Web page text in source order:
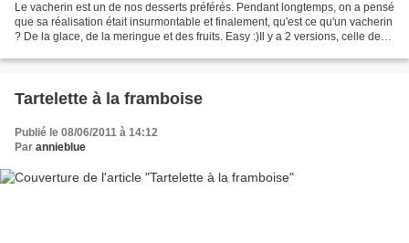
Le vacherin est un de nos desserts préférés. Pendant longtemps, on a pensé
que sa réalisation était insurmontable et finalement, qu'est ce qu'un vacherin
? De la glace, de la meringue et des fruits. Easy :)Il y a 2 versions, celle des
Tartelette à la framboise
Publié le 08/06/2011 à 14:12
Par annieblue